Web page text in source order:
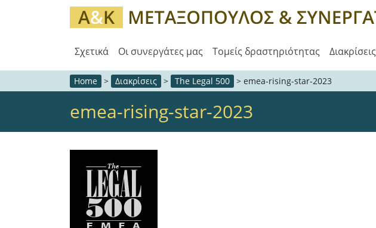
Σχετικά Οι συνεργάτες μας Τομείς δραστηριότητας Διακρίσεις
Home > Διακρίσεις > The Legal 500 > emea-rising-star-2023
emea-rising-star-2023